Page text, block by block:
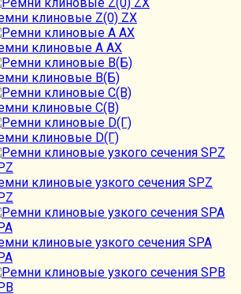
клиновые Z(0) ZX
клиновые А AX
клиновые В(Б)
клиновые C(B)
клиновые D(Г)
клиновые узкого сечения SPZ
клиновые узкого сечения SPA